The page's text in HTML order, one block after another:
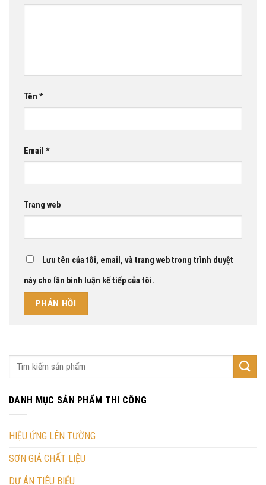
Tên *
Email *
Trang web
Lưu tên của tôi, email, và trang web trong trình duyệt
này cho lần bình luận kế tiếp của tôi.
DANH MỤC SẢN PHẨM THI CÔNG
HIỆU ỨNG LÊN TƯỜNG
SƠN GIẢ CHẤT LIỆU
DỰ ÁN TIÊU BIỂU